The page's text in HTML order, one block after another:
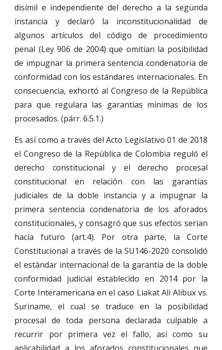
disímil e independiente del derecho a la segunda
instancia y declaró la inconstitucionalidad de
algunos artículos del código de procedimiento
penal (Ley 906 de 2004) que omitían la posibilidad
de impugnar la primera sentencia condenatoria de
conformidad con los estándares internacionales. En
consecuencia, exhortó al Congreso de la República
para que regulara las garantías mínimas de los
procesados. (párr. 6.5.1.)
Es así como a través del Acto Legislativo 01 de 2018
el Congreso de la República de Colombia reguló el
derecho constitucional y el derecho procesal
constitucional en relación con las garantías
judiciales de la doble instancia y a impugnar la
primera sentencia condenatoria de los aforados
constitucionales, y consagró que sus efectos serían
hacía futuro (art.4). Por otra parte, la Corte
Constitucional a través de la SU146-2020 consolidó
el estándar internacional de la garantía de la doble
conformidad judicial establecido en 2014 por la
Corte Interamericana en el caso Liakat Ali Alibux vs.
Suriname, el cual se traduce en la posibilidad
procesal de toda persona declarada culpable a
recurrir por primera vez el fallo, así como su